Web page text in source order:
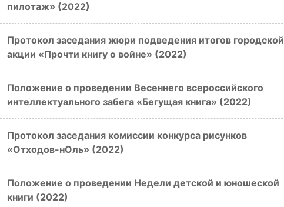
пилотаж» (2022)
Протокол заседания жюри подведения итогов городской
акции «Прочти книгу о войне» (2022)
Положение о проведении Весеннего всероссийского
интеллектуального забега «Бегущая книга» (2022)
Протокол заседания комиссии конкурса рисунков
«Отходов-нОль» (2022)
Положение о проведении Недели детской и юношеской
книги (2022)